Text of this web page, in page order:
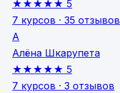
★★★★★ 5
7 курсов · 35 отзывов
А
Алёна Шкарупета
★★★★★ 5
7 курсов · 3 отзывов